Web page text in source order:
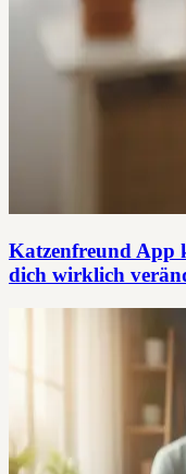
Katzenfreund App
dich wirklich